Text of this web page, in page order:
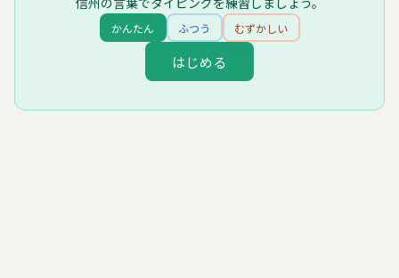
かんたん ふつう むずかしい
はじめる